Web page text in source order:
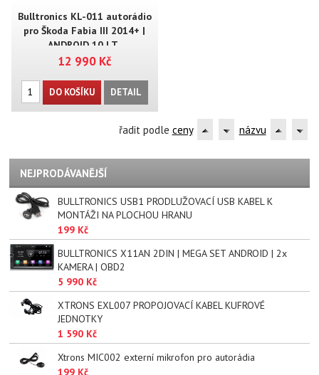
Bulltronics KL-011 autorádio
pro Škoda Fabia III 2014+ |
ANDROID 10 | T..
12 990 Kč
DO KOŠÍKU DETAIL
řadit podle ceny názvu
NEJPRODÁVANĚJŠÍ
BULLTRONICS USB1 PRODLUŽOVACÍ USB KABEL K
MONTÁŽI NA PLOCHOU HRANU
199 Kč
BULLTRONICS X11AN 2DIN | MEGA SET ANDROID | 2x
KAMERA | OBD2
5 990 Kč
XTRONS EXL007 PROPOJOVACÍ KABEL KUFROVÉ
JEDNOTKY
1 590 Kč
Xtrons MIC002 externí mikrofon pro autorádia
199 Kč